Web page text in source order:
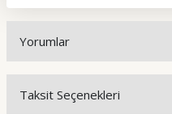
Yorumlar
Taksit Seçenekleri